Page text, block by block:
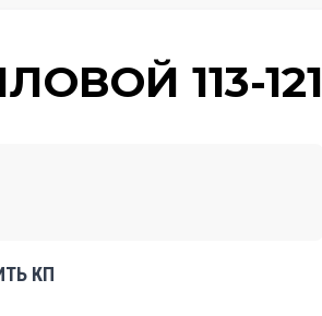
113-121
КП